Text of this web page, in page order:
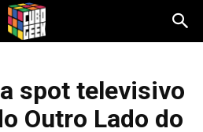
spot televisivo
Outro Lado do